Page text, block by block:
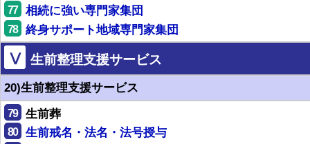
77 相続に強い専門家集団
78 終身サポート地域専門家集団
Ⅴ 生前整理支援サービス
20)生前整理支援サービス
79 生前葬
80 生前戒名・法名・法号授与